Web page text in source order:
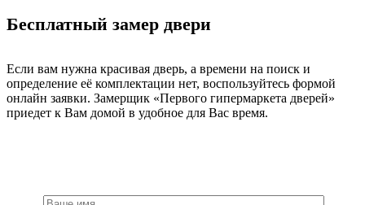
Бесплатный замер двери
Если вам нужна красивая дверь, а времени на поиск и
определение её комплектации нет, воспользуйтесь формой
онлайн заявки. Замерщик «Первого гипермаркета дверей»
приедет к Вам домой в удобное для Вас время.